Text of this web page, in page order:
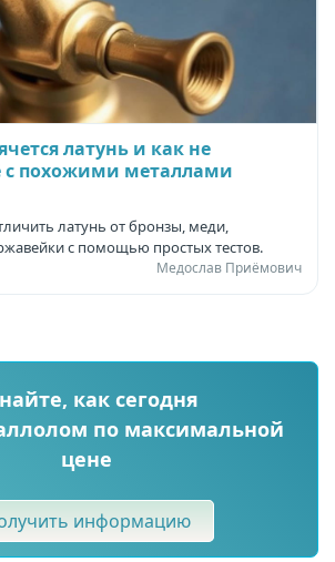
латунь и как не
с похожими металлами
латунь от бронзы, меди,
с помощью простых тестов.
Медослав Приёмович
как сегодня
по максимальной
цене
информацию